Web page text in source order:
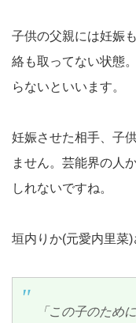
子供の父親には妊娠
絡も取ってない状態
らないといいます。
妊娠させた相手、子
ません。芸能界の人
しれないですね。
垣内りか(元愛内里菜)
「この子のため